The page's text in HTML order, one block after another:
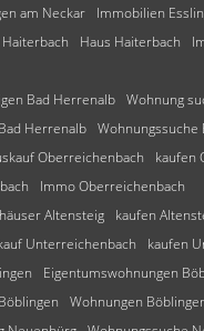
am Neckar Immobilien
Haus Haiterbach
Bad Herrenalb Wohnung
Herrenalb Wohnungssuche
Oberreichenbach kaufen
Immo Oberreichenbach
Altensteig kaufen
Unterreichenbach kaufen
Eigentumswohnungen
Wohnungen